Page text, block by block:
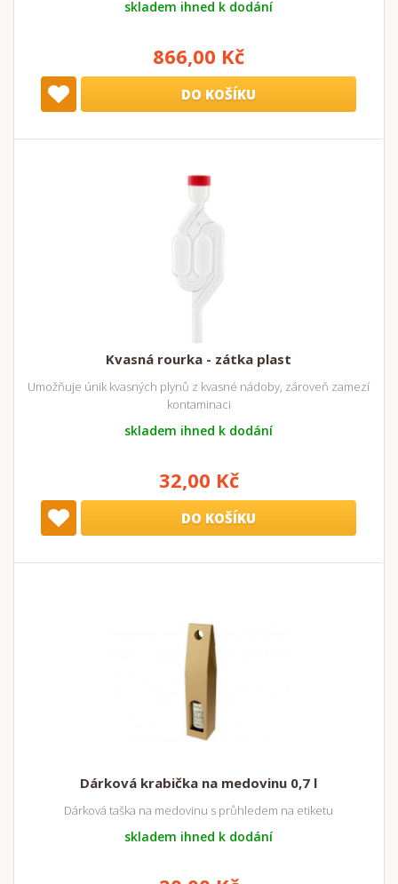
skladem ihned k dodání
866,00 Kč
DO KOŠÍKU
Kvasná rourka - zátka plast
Umožňuje únik kvasných plynů z kvasné nádoby, zároveň zamezí
kontaminaci
skladem ihned k dodání
32,00 Kč
DO KOŠÍKU
Dárková krabička na medovinu 0,7 l
Dárková taška na medovinu s průhledem na etiketu
skladem ihned k dodání